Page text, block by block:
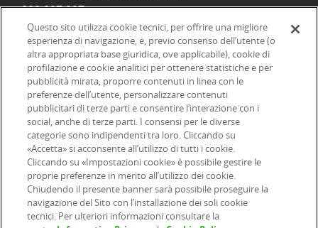
800 097 097
Email
info@onlinesim.it
Social
©2026 Online SIM, società del gruppo bancario ERSEL - P.IVA
12927410154
Informazioni legali| Dichiarazione di accessibilità
Questo sito utilizza cookie tecnici, per offrire una migliore
esperienza di navigazione, e, previo consenso dell’utente (o
altra appropriata base giuridica, ove applicabile), cookie di
profilazione e cookie analitici per ottenere statistiche e per
pubblicità mirata, proporre contenuti in linea con le
preferenze dell’utente, personalizzare contenuti
pubblicitari di terze parti e consentire l’interazione con i
social, anche di terze parti. I consensi per le diverse
categorie sono indipendenti tra loro. Cliccando su
«Accetta» si acconsente all’utilizzo di tutti i cookie.
Cliccando su «Impostazioni cookie» è possibile gestire le
proprie preferenze in merito all’utilizzo dei cookie.
Chiudendo il presente banner sarà possibile proseguire la
navigazione del Sito con l’installazione dei soli cookie
tecnici. Per ulteriori informazioni consultare la